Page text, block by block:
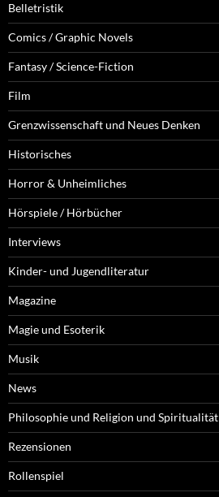
Belletristik
Comics / Graphic Novels
Fantasy / Science-Fiction
Film
Grenzwissenschaft und Neues Denken
Historisches
Horror & Unheimliches
Hörspiele / Hörbücher
Interviews
Kinder- und Jugendliteratur
Magazine
Magie und Esoterik
Musik
News
Philosophie und Religion und Spiritualität
Rezensionen
Rollenspiel